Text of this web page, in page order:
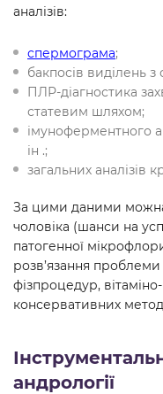
аналізів:
спермограма;
бакпосів виділень
ПЛР-діагностика
статевим шляхом;
імуноферментного
ін .;
загальних аналізів
За цими даними
чоловіка (шанси на
патогенної
розв’язання проблеми
фізпроцедур,
консервативних
андрології